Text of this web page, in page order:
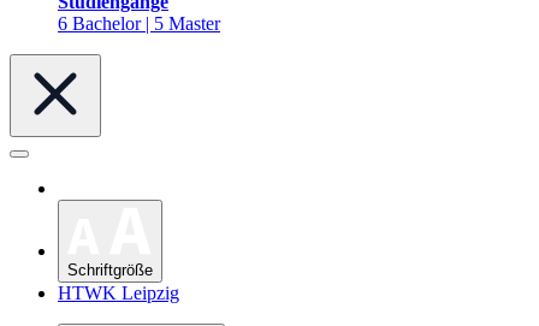
6 Bachelor | 5 Master
Schriftgröße
HTWK Leipzig